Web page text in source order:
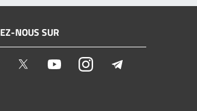
NOUS SUR
Facebook Twitter YoutubeInstagram